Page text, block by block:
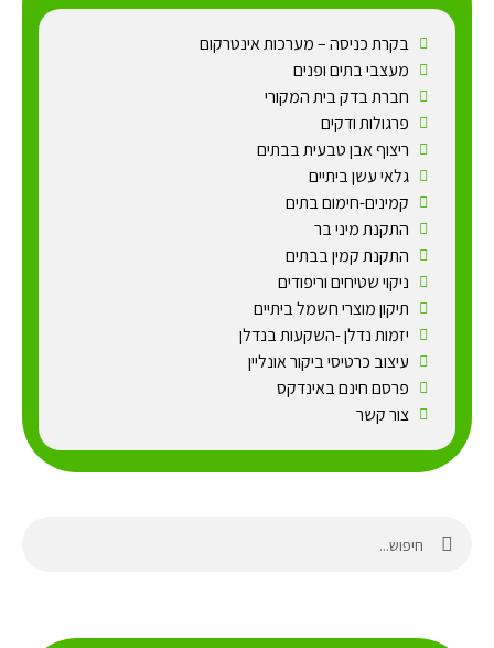
בקרת כניסה – מערכות אינטרקום
מעצבי בתים ופנים
חברת בדק בית המקורי
פרגולות ודקים
ריצוף אבן טבעית בבתים
גלאי עשן ביתיים
קמינים-חימום בתים
התקנת מיני בר
התקנת קמין בבתים
ניקוי שטיחים וריפודים
תיקון מוצרי חשמל ביתיים
יזמות נדלן -השקעות בנדלן
עיצוב כרטיסי ביקור אונליין
פרסם חינם באינדקס
צור קשר